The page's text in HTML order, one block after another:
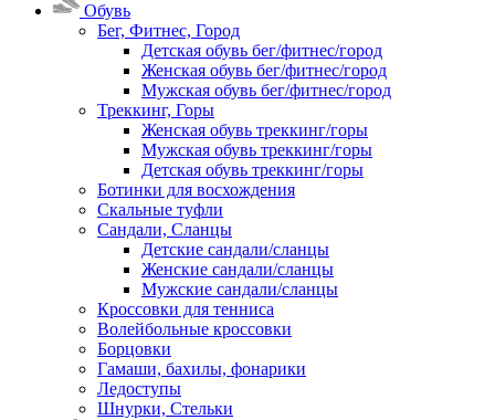
Обувь
Бег, Фитнес, Город
Детская обувь бег/фитнес/город
Женская обувь бег/фитнес/город
Мужская обувь бег/фитнес/город
Треккинг, Горы
Женская обувь треккинг/горы
Мужская обувь треккинг/горы
Детская обувь треккинг/горы
Ботинки для восхождения
Скальные туфли
Сандали, Сланцы
Детские сандали/сланцы
Женские сандали/сланцы
Мужские сандали/сланцы
Кроссовки для тенниса
Волейбольные кроссовки
Борцовки
Гамаши, бахилы, фонарики
Ледоступы
Шнурки, Стельки